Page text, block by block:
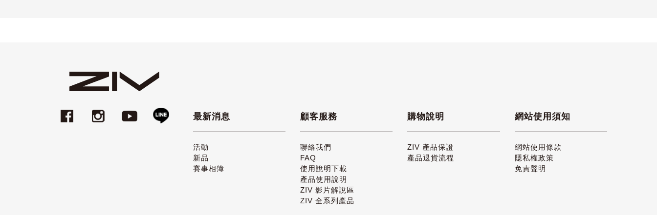
最新消息
活動
新品
賽事相簿
顧客服務
聯絡我們
FAQ
使用說明下載
產品使用說明
ZIV 影片解說區
ZIV 全系列產品
購物說明
ZIV 產品保證
產品退貨流程
網站使用須知
網站使用條款
隱私權政策
免責聲明